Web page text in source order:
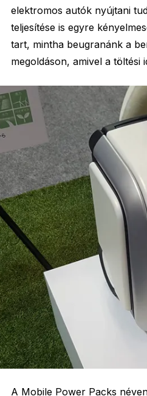
elektromos autók nyújtani
teljesítése is egyre
tart, mintha beugranánk a
megoldáson, amivel a töltési
A Mobile Power Packs